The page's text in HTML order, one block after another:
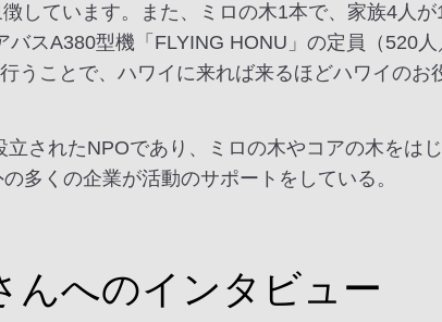
しています。また、ミロの木1本で、家族4人
バスA380型機「FLYING HONU」の定員（520
うことで、ハワイに来れば来るほどハワイの
立されたNPOであり、ミロの木やコアの木をは
多くの企業が活動のサポートをしている。
んへのインタビュー